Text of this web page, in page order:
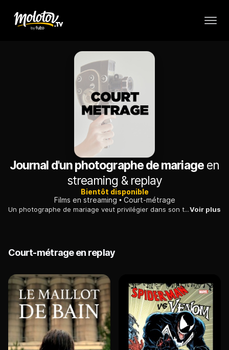
Journal d'un photographe de mariageen
streaming & replay
Bientôt disponible
Films en streaming
Court-métrage
Un photographe de mariage veut privilégier dans son travail le naturel et la tendresse. Mais la vérité des êtres et des sentiments est une arme à double tranchant.Voir plus
Court-métrage en replay